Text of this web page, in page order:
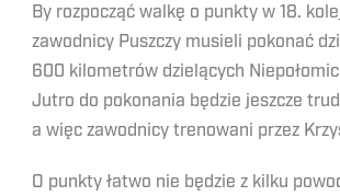
By rozpocząć walkę o punkty w 18.
zawodnicy Puszczy musieli pokonać
600 kilometrów dzielących
Jutro do pokonania będzie jeszcze
a więc zawodnicy trenowani przez
O punkty łatwo nie będzie z kilku